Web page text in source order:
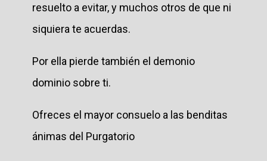
resuelto a evitar, y muchos otros de que ni
siquiera te acuerdas.
Por ella pierde también el demonio
dominio sobre ti.
Ofreces el mayor consuelo a las benditas
ánimas del Purgatorio